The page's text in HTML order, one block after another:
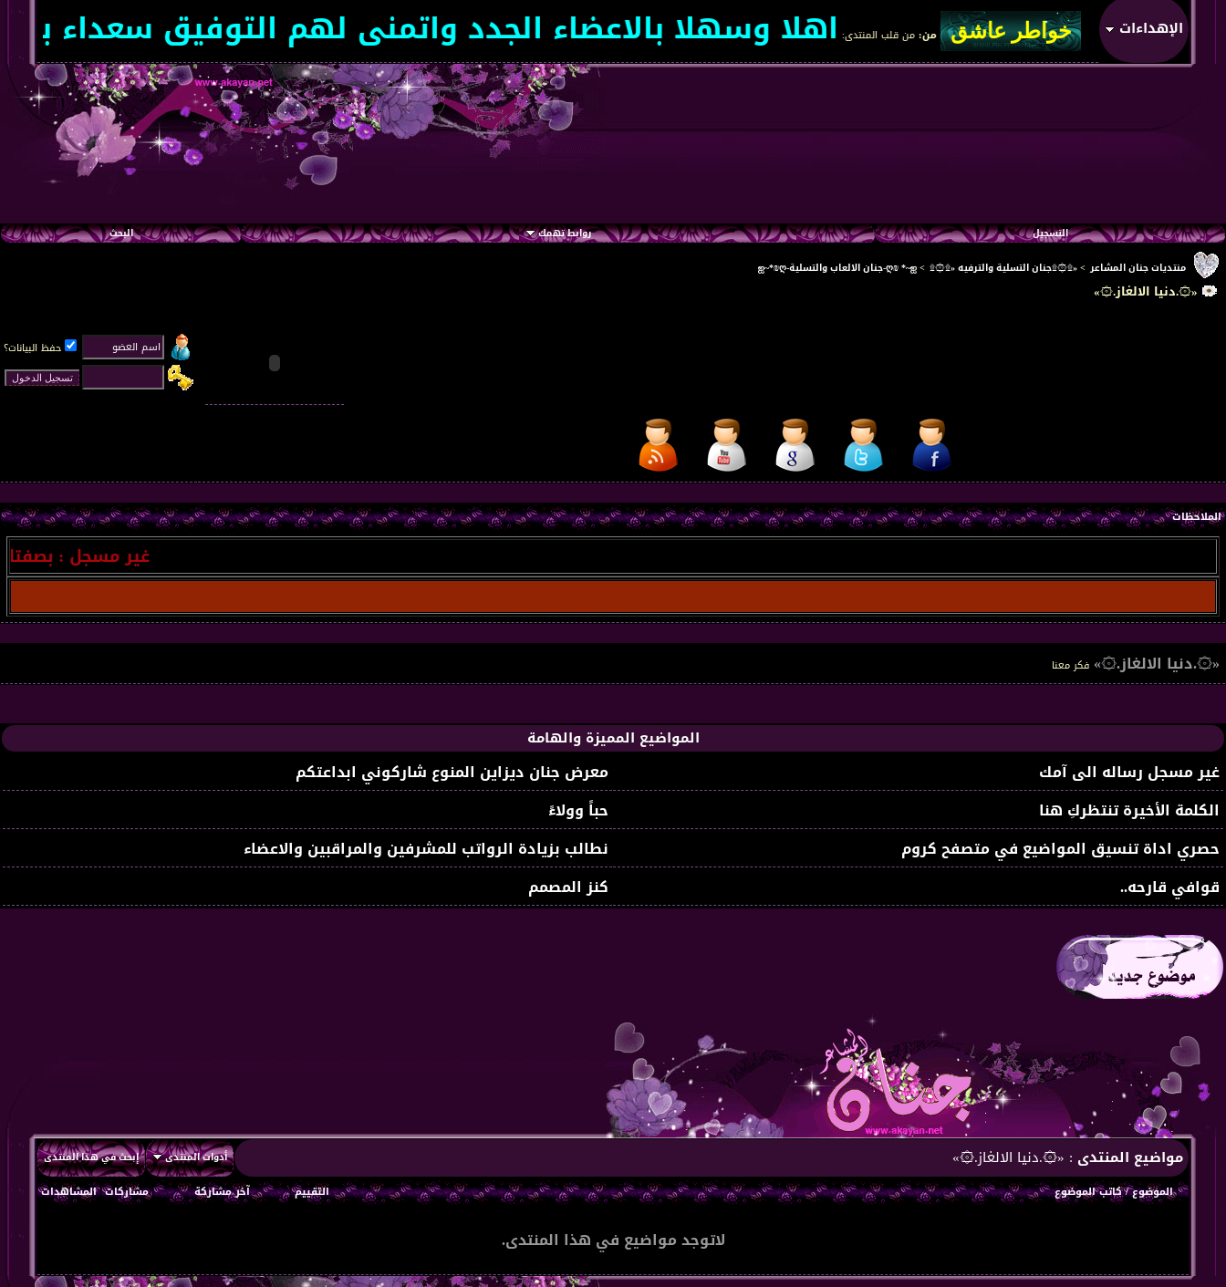
الإهداءات من:من قلب المنتدى:اهلا وسهلا بالاعضاء الجدد واتمنى لهم التوفيق سعداء
التسجيل روابط تهمك
البحث
منتديات جنان المشاعر >«۩۞۩جنان التسلية والترفيه «۩۞۩ >ღ₪ *~ஐ-جنان الالعاب والتسلية-ஐ~*₪ღ
«۞.دنيا الالغاز.۞»
حفظ البيانات؟
الملاحظات
غير مسجل: بصفتك أحد
«۞.دنيا الالغاز.۞» فكر معنا
المواضيع المميزة والهامة
غير مسجل رساله الى آمك
معرض جنان ديزاين المنوع شاركوني ابداعتكم
الكلمة الأخيرة تنتظركِ هنا
حباً وولاءً
حصري اداة تنسيق المواضيع في متصفح كروم
نطالب بزيادة الرواتب للمشرفين والمراقبين والاعضاء
قوافي قارحه..
كنز المصمم
مواضيع المنتدى : «۞.دنيا الالغاز.۞» أدوات المنتدى إبحث في هذا المنتدى
التقييم الموضوع/كاتب الموضوع آخر مشاركة مشاركات المشاهدات
لاتوجد مواضيع في هذا المنتدى.